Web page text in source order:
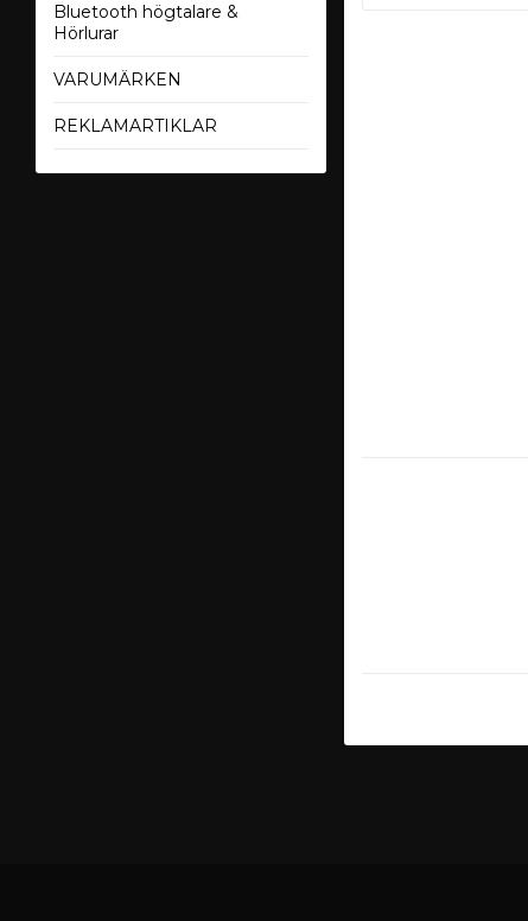
Bluetooth högtalare &
Hörlurar
VARUMÄRKEN
REKLAMARTIKLAR